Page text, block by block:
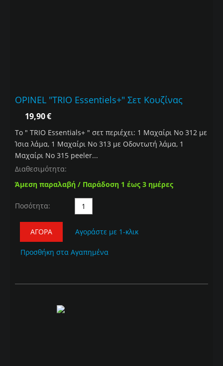
OPINEL "TRIO Εssentiels+" Σετ Κουζίνας
19,90€
To " TRIO Εssentials+ " σετ περιέχει: 1 Μαχαίρι Νο 312 με
Ίσια λάμα, 1 Μαχαίρι Νο 313 με Οδοντωτή λάμα, 1
Μαχαίρι Νο 315 peeler...
Διαθεσιμότητα:
Άμεση παραλαβή / Παράδοση 1 έως 3 ημέρες
Ποσότητα:
ΑΓΟΡΆ Αγοράστε με 1-κλικ
Προσθήκη στα Αγαπημένα